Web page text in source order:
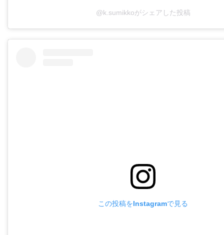
@k.sumikkoがシェアした投稿
この投稿をInstagramで見る